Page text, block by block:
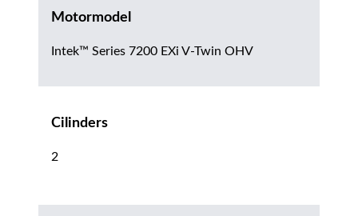
Motormodel
Intek™ Series 7200 EXi V-Twin OHV
Cilinders
2